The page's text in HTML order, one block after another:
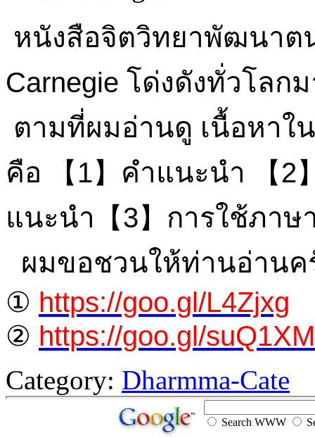
หนังสือจิตวิทยาพัฒนาต
Carnegie โด่งดังทั่วโล
ตามที่ผมอ่านดู เนื้อหาใ
คือ 【1】คำแนะนำ 【2
แนะนำ【3】การใช้ภา
ผมขอชวนให้ท่านอ่านค
① https://goo.gl/L4Zjxg
② https://goo.gl/suQ1XM
Category: Dharmma-Cate
Search WWW